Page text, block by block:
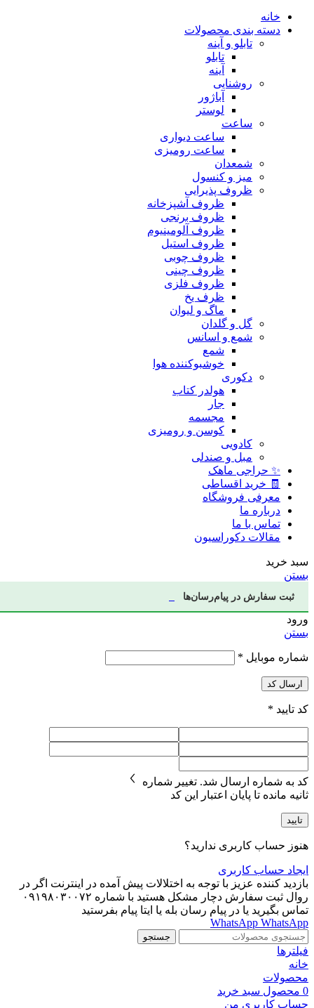
خانه
دسته بندی محصولات
تابلو و آینه
تابلو
آینه
روشنایی
آباژور
لوستر
ساعت
ساعت دیواری
ساعت رومیزی
شمعدان
میز و کنسول
ظروف پذیرایی
ظروف آشپزخانه
ظروف برنجی
ظروف آلومینیوم
ظروف استیل
ظروف چوبی
ظروف چینی
ظروف فلزی
ظرف یخ
ماگ و لیوان
گل و گلدان
شمع و اسانس
شمع
خوشبوکننده هوا
دکوری
هولدر کتاب
جار
مجسمه
کوسن و رومیزی
کادویی
مبل و صندلی
✨ حراجی ماهک
🧾 خرید اقساطی
معرفی فروشگاه
درباره ما
تماس با ما
مقالات دکوراسیون
سبد خرید
بستن
ثبت سفارش در پیام‌رسان‌ها
ورود
بستن
شماره موبایل *
ارسال کد
کد تایید *
کد به شماره ارسال شد. تغییر شماره
ثانیه مانده تا پایان اعتبار این کد
تایید
هنوز حساب کاربری ندارید؟
ایجاد حساب کاربری
بازدید کننده عزیز با توجه به اختلالات پیش آمده در اینترنت اگر در
روال ثبت سفارش دچار مشکل هستید با شماره ۰۹۱۹۸۰۳۰۰۷۲
تماس بگیرید یا در پیام رسان بله یا ایتا پیام بفرستید
WhatsApp WhatsApp
جستجو
فیلترها
خانه
محصولات
0 محصول سبد خرید
حساب کاربری من